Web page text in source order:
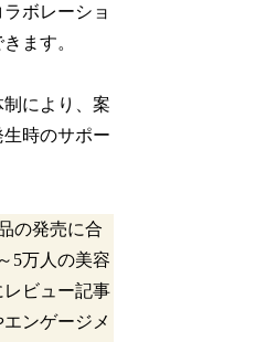
ボレーショ
ます。
により、案
時のサポー
の発売に合
5万人の美容
レビュー記事
ンゲージメ